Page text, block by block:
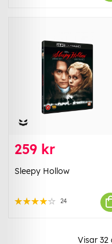
259 kr
Sleepy Hollow
24
Visar 32